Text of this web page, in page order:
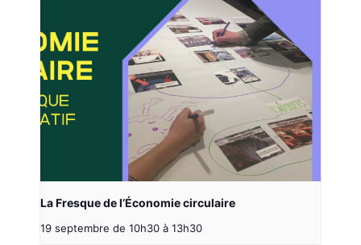
La Fresque de l’Économie circulaire
19 septembre de 10h30 à 13h30